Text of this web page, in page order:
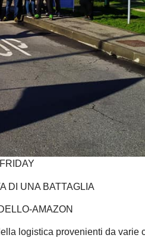
DI UNA BATTAGLIA
AMAZON
logistica provenienti da varie